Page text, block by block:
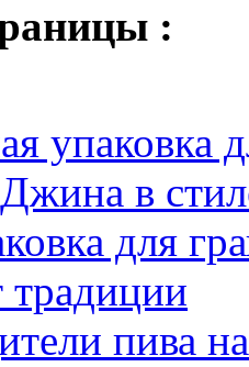
:
упаковка
в
для
традиции
пива